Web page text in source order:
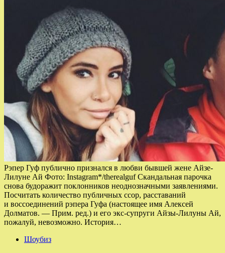
Рэпер Гуф публично признался в любви бывшей жене Айзе-
Лилуне Ай Фото: Instagram*/therealguf Скандальная парочка
снова будоражит поклонников неоднозначными заявлениями.
Посчитать количество публичных ссор, расставаний
и воссоединений рэпера Гуфа (настоящее имя Алексей
Долматов. — Прим. ред.) и его экс-супруги Айзы-Лилуны Ай,
пожалуй, невозможно. История…
Шоубиз